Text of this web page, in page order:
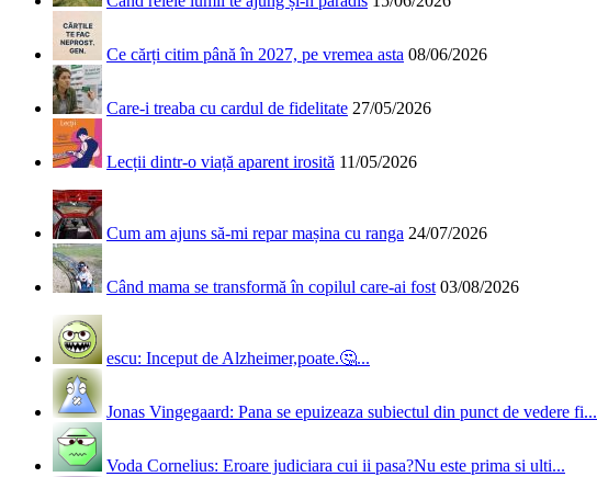
Ce cărți citim până în 2027, pe vremea asta 08/06/2026
Care-i treaba cu cardul de fidelitate 27/05/2026
Lecții dintr-o viață aparent irosită 11/05/2026
Cum am ajuns să-mi repar mașina cu ranga 24/07/2026
Când mama se transformă în copilul care-ai fost 03/08/2026
escu: Inceput de Alzheimer,poate.🤔...
Jonas Vingegaard: Pana se epuizeaza subiectul din punct de vedere fi...
Voda Cornelius: Eroare judiciara cui ii pasa?Nu este prima si ulti...